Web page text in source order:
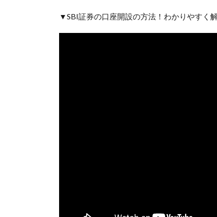
▼SBI証券の口座開設の方法！わかりやすく